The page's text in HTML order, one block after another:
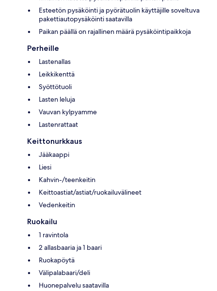
Esteetön pysäköinti ja pyörätuolin käyttäjille soveltuva
pakettiautopysäköinti saatavilla
Paikan päällä on rajallinen määrä pysäköintipaikkoja
Perheille
Lastenallas
Leikkikenttä
Syöttötuoli
Lasten leluja
Vauvan kylpyamme
Lastenrattaat
Keittonurkkaus
Jääkaappi
Liesi
Kahvin-/teenkeitin
Keittoastiat/astiat/ruokailuvälineet
Vedenkeitin
Ruokailu
1 ravintola
2 allasbaaria ja 1 baari
Ruokapöytä
Välipalabaari/deli
Huonepalvelu saatavilla